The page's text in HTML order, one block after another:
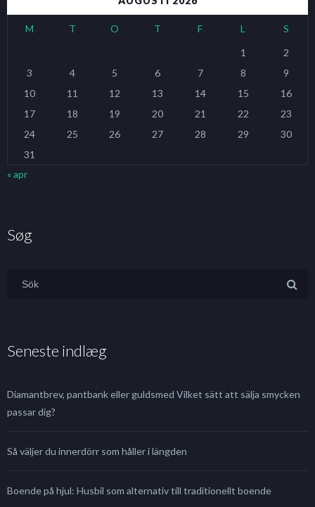
M T O T F L
S
1
2
3
4 5 6 7 8
9
10
11 12 13 14 15
16
17
18 19 20 21 22
23
24
25 26 27 28 29
30
31
« apr
Søg
Seneste indlæg
Diamantbrev, pantbank eller guldsmed Vilket sätt att sälja smycken
passar dig?
Så väljer du innerdörr som håller i längden
Boende på hjul: Husbil som alternativ till traditionellt boende